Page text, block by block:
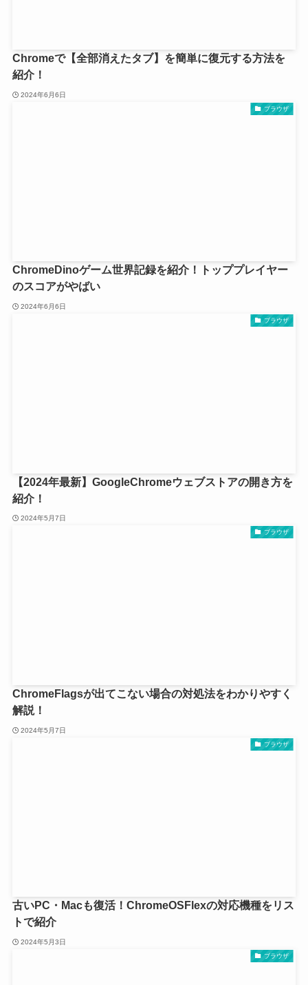
Chromeで【全部消えたタブ】を簡単に復元する方法を
紹介！
2024年6月6日
ブラウザ
ChromeDinoゲーム世界記録を紹介！トッププレイヤー
のスコアがやばい
2024年6月6日
ブラウザ
【2024年最新】GoogleChromeウェブストアの開き方を
紹介！
2024年5月7日
ブラウザ
ChromeFlagsが出てこない場合の対処法をわかりやすく
解説！
2024年5月7日
ブラウザ
古いPC・Macも復活！ChromeOSFlexの対応機種をリス
トで紹介
2024年5月3日
ブラウザ